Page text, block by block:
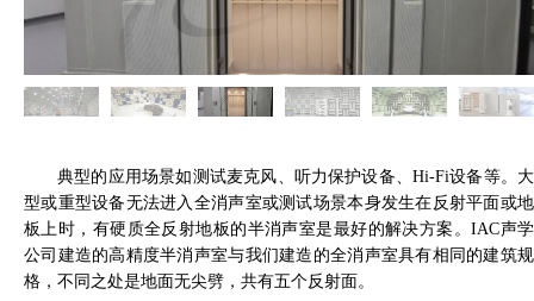
典型的应用场景如测试麦克风、听力保护设备、Hi-Fi设备等。大
型或重型设备无法进入全消声室或测试场景本身发生在反射平面或地
板上时，有硬质全反射地板的半消声室是最好的解决方案。IAC声学
公司建造的高精度半消声室与我们建造的全消声室具有相同的建筑规
格，不同之处是地面无尖劈，共有五个反射面。